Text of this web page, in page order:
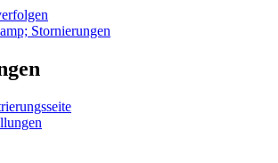
Stornierungen